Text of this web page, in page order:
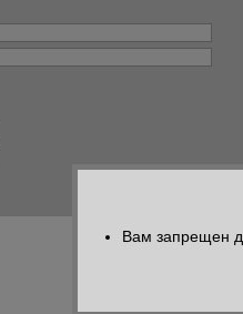
Вам запрещен